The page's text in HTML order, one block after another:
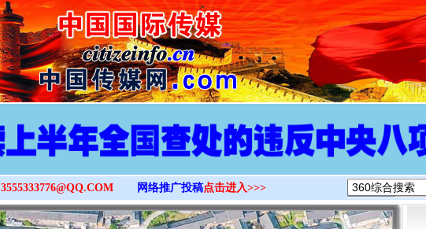
>
3555333776@QQ.COM 网络推广投稿点击进入>>>